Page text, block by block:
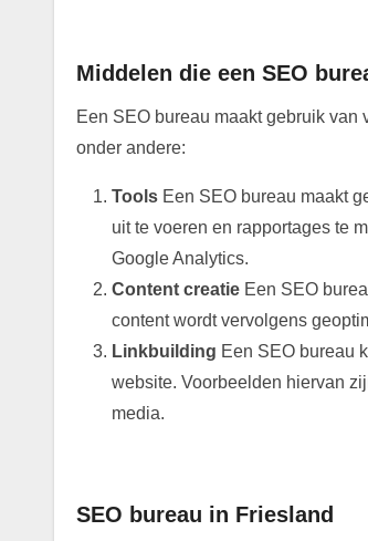
Middelen die een SEO
Een SEO bureau maakt gebruik
onder andere:
Tools Een SEO bureau maakt
uit te voeren en rapportages te
Google Analytics.
Content creatie Een SEO
content wordt vervolgens
Linkbuilding Een SEO bureau
website. Voorbeelden hiervan
media.
SEO bureau in Friesland